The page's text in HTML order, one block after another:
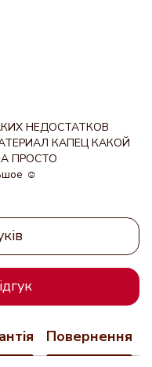
НЕДОСТАТКОВ
КАПЕЦ КАКОЙ
ПРОСТО
☺️
Повернення